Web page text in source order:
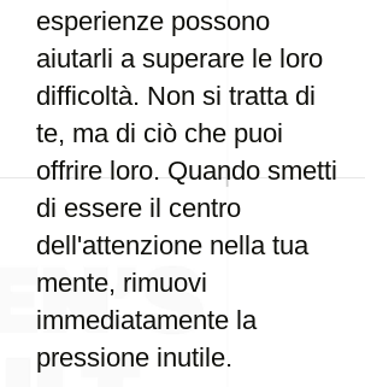
esperienze possono
aiutarli a superare le loro
difficoltà. Non si tratta di
te, ma di ciò che puoi
offrire loro. Quando smetti
di essere il centro
dell'attenzione nella tua
mente, rimuovi
immediatamente la
pressione inutile.